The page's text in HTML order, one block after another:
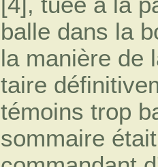
balle dans la
la manière de
taire
témoins trop
sommaire